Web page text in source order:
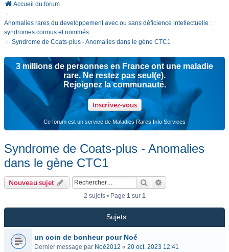
Accueil du forum
Anomalies rares du developpement avec ou sans déficience intellectuelle :
syndromes connus et nommés
Syndrome de Coats-plus - Anomalies dans le gène CTC1
3 millions de personnes en France ont une maladie
rare. Ne restez pas seul(e).
Rejoignez la communauté.
Inscrivez-vous
Ce forum est un service de Maladies Rares Info Services
Syndrome de Coats-plus - Anomalies
dans le gène CTC1
Nouveau sujet Rechercher
2 sujets • Page 1sur 1
Sujets
un coin de bonheur pour Noé
Dernier message par Noé2012 « 20 oct. 2023 12:41